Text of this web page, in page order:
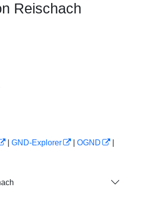
Reischach
GND-Explorer OGND